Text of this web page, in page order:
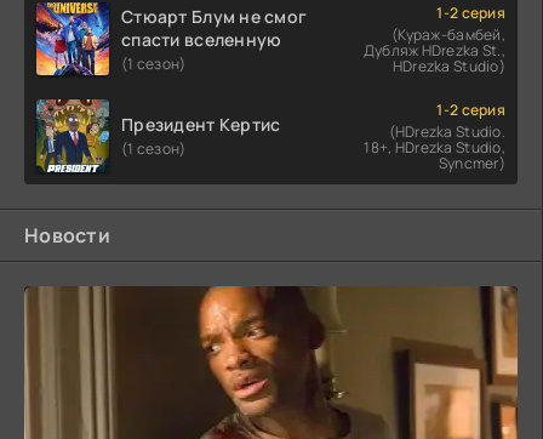
Стюарт Блум не смог
спасти вселенную
(1 сезон)
1-2 серия
(Кураж-бамбей,
Дубляж HDrezka St.,
HDrezka Studio)
Президент Кертис
(1 сезон)
1-2 серия
(HDrezka Studio.
18+, HDrezka Studio,
Syncmer)
Новости